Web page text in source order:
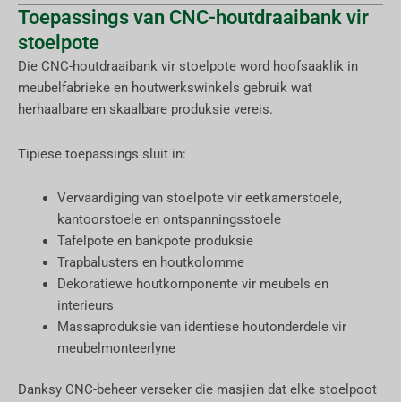
Toepassings van CNC-houtdraaibank vir
stoelpote
Die CNC-houtdraaibank vir stoelpote word hoofsaaklik in
meubelfabrieke en houtwerkswinkels gebruik wat
herhaalbare en skaalbare produksie vereis.
Tipiese toepassings sluit in:
Vervaardiging van stoelpote vir eetkamerstoele,
kantoorstoele en ontspanningsstoele
Tafelpote en bankpote produksie
Trapbalusters en houtkolomme
Dekoratiewe houtkomponente vir meubels en
interieurs
Massaproduksie van identiese houtonderdele vir
meubelmonteerlyne
Danksy CNC-beheer verseker die masjien dat elke stoelpoot